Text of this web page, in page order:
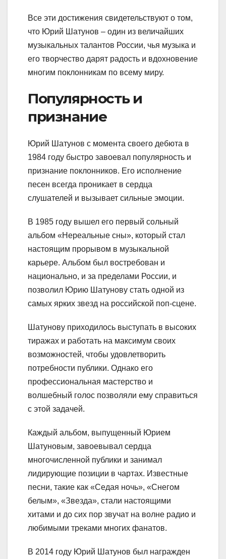
Все эти достижения свидетельствуют о том,
что Юрий Шатунов – один из величайших
музыкальных талантов России, чья музыка и
его творчество дарят радость и вдохновение
многим поклонникам по всему миру.
Популярность и
признание
Юрий Шатунов с момента своего дебюта в
1984 году быстро завоевал популярность и
признание поклонников. Его исполнение
песен всегда проникает в сердца
слушателей и вызывает сильные эмоции.
В 1985 году вышел его первый сольный
альбом «Нереальные сны», который стал
настоящим прорывом в музыкальной
карьере. Альбом был востребован и
национально, и за пределами России, и
позволил Юрию Шатунову стать одной из
самых ярких звезд на российской поп-сцене.
Шатунову приходилось выступать в высоких
тиражах и работать на максимум своих
возможностей, чтобы удовлетворить
потребности публики. Однако его
профессиональная мастерство и
волшебный голос позволяли ему справиться
с этой задачей.
Каждый альбом, выпущенный Юрием
Шатуновым, завоевывал сердца
многочисленной публики и занимал
лидирующие позиции в чартах. Известные
песни, такие как «Седая ночь», «Снегом
белым», «Звезда», стали настоящими
хитами и до сих пор звучат на волне радио и
любимыми треками многих фанатов.
В 2014 году Юрий Шатунов был награжден